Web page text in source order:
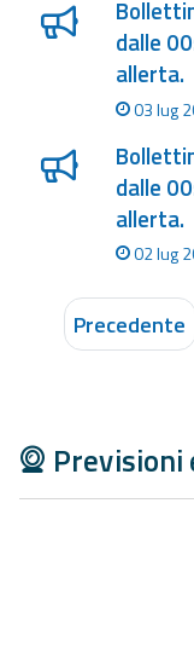
dalle
allerta.
03 lug
dalle
allerta.
02 lug
Precedente